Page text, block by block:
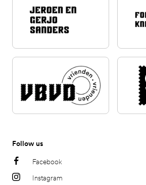
Follow us
Facebook
Instagram